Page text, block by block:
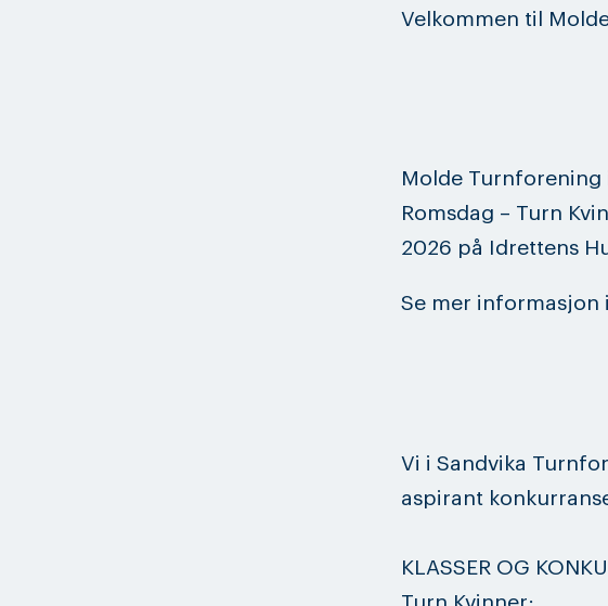
Velkommen til
Molde
Romsdag – Turn
2026 på Idrettens
Se mer informasjon
Vi i Sandvika
aspirant
KLASSER OG